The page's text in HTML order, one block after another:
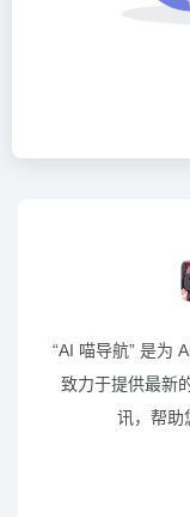
“AI 喵导航” 是为
致力于提供最新
讯，帮助